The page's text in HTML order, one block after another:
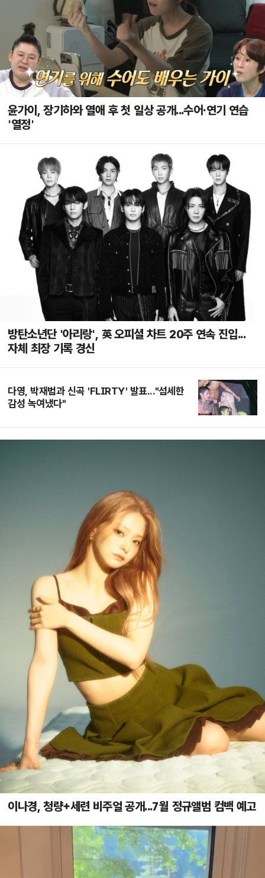
윤가이, 장기하와 열애 후 첫 일상 공개...수어·연기 연습
'열정'
방탄소년단 '아리랑', 英 오피셜 차트 20주 연속 진입...
자체 최장 기록 경신
다영, 박재범과 신곡 'FLIRTY' 발표..."섬세한
감성 녹여냈다"
이나경, 청량+세련 비주얼 공개...7월 정규앨범 컴백 예고